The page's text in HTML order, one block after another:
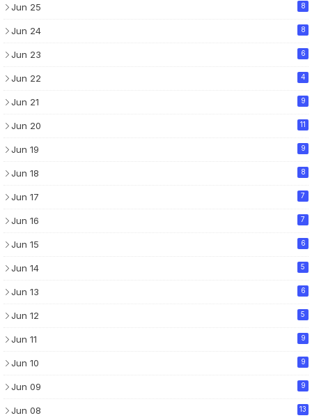
Jun 25 8
Jun 24 8
Jun 23 6
Jun 22 4
Jun 21 9
Jun 20 11
Jun 19 9
Jun 18 8
Jun 17 7
Jun 16 7
Jun 15 6
Jun 14 5
Jun 13 6
Jun 12 5
Jun 11 9
Jun 10 9
Jun 09 9
Jun 08 13